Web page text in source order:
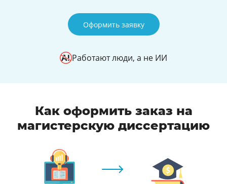
Оформить заявку
Работают люди, а не ИИ
Как оформить заказ на
магистерскую диссертацию